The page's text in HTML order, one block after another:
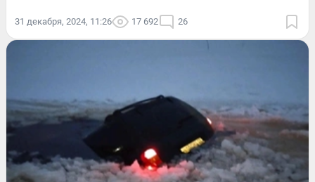
31 декабря, 2024, 11:26 17 692 26